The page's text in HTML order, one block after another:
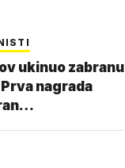
ukinuo zabranu